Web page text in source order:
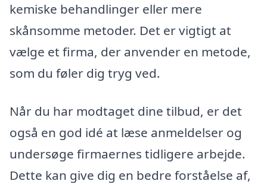
kemiske behandlinger eller mere
skånsomme metoder. Det er vigtigt at
vælge et firma, der anvender en metode,
som du føler dig tryg ved.
Når du har modtaget dine tilbud, er det
også en god idé at læse anmeldelser og
undersøge firmaernes tidligere arbejde.
Dette kan give dig en bedre forståelse af,